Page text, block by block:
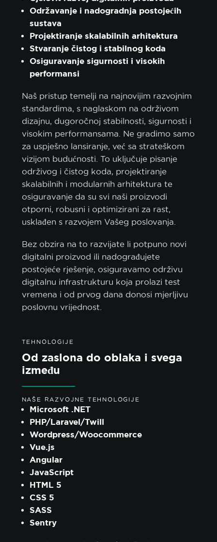
Održavanje i nadogradnja postojećih
sustava
Projektiranje skalabilnih arhitektura
Stvaranje čistog i stabilnog koda
Osiguravanje sigurnosti i visokih
performansi
Naš pristup temelji na najnovijim razvojnim
standardima, s naglaskom na održivom
dizajnu, dugoročnoj stabilnosti, sigurnosti i
visokim performansama. Ne gradimo samo
za uspješno lansiranje, već sa strateškom
vizijom budućnosti. To uključuje pisanje
održivog i čistog koda, projektiranje
skalabilnih i modularnih arhitektura te
osiguravanje da su svi naši proizvodi
otporni, robusni i optimizirani za rast,
usklađen s razvojem Vašeg poslovanja.
Bez obzira na to razvijate li potpuno novi
digitalni proizvod ili nadograđujete
postojeće rješenje, osiguravamo održivu
digitalnu infrastrukturu koja prolazi test
vremena i od prvog dana donosi mjerljivu
poslovnu vrijednost.
TEHNOLOGIJE
Od zaslona do oblaka i svega
između
NAŠE RAZVOJNE TEHNOLOGIJE
Microsoft .NET
PHP/Laravel/Twill
Wordpress/Woocommerce
Vue.js
Angular
JavaScript
HTML 5
CSS 5
SASS
Sentry